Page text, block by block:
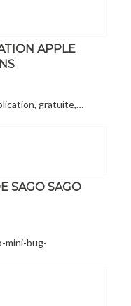
APPLE
gratuite,…
SAGO SAGO
mini-bug-